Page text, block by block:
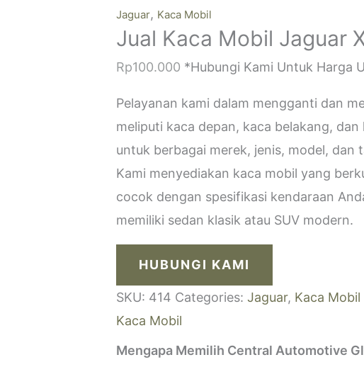
Jaguar, Kaca Mobil
Jual Kaca Mobil Jaguar
Rp100.000 *Hubungi Kami Untuk Harga
Pelayanan kami dalam mengganti dan
meliputi kaca depan, kaca belakang, dan
untuk berbagai merek, jenis, model, dan
Kami menyediakan kaca mobil yang
cocok dengan spesifikasi kendaraan
memiliki sedan klasik atau SUV modern.
HUBUNGI KAMI
SKU: 414 Categories: Jaguar, Kaca Mobil
Kaca Mobil
Mengapa Memilih Central Automotive